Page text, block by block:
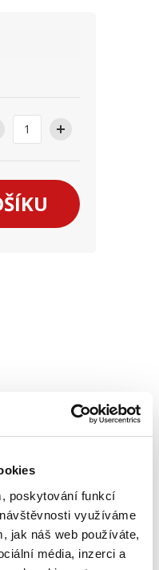
poskytování funkcí
využíváme
jak náš web používáte,
média, inzerci a
usnesení
ale i
k interpretaci
nálezů a
? odlišná
s
soudu.